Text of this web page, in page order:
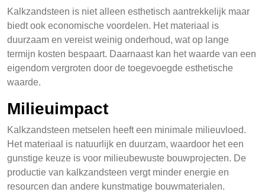
Kalkzandsteen is niet alleen esthetisch aantrekkelijk maar
biedt ook economische voordelen. Het materiaal is
duurzaam en vereist weinig onderhoud, wat op lange
termijn kosten bespaart. Daarnaast kan het waarde van een
eigendom vergroten door de toegevoegde esthetische
waarde.
Milieuimpact
Kalkzandsteen metselen heeft een minimale milieuvloed.
Het materiaal is natuurlijk en duurzam, waardoor het een
gunstige keuze is voor milieubewuste bouwprojecten. De
productie van kalkzandsteen vergt minder energie en
resourcen dan andere kunstmatige bouwmaterialen.